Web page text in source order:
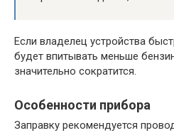
Если владелец устройства
будет впитывать меньше
значительно сократится.
Особенности прибора
Заправку рекомендуется